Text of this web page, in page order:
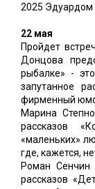
2025 Эдуардом
22 мая
Пройдет
Донцова
рыбалке» -
запутанное
фирменный
Марина
рассказов
«маленьких»
где, кажется,
Роман Сенчин
рассказов